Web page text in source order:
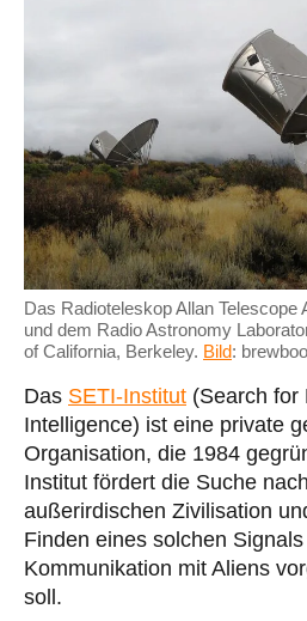
Das Radioteleskop Allan Telescope
und dem Radio Astronomy
of California, Berkeley. Bild:
Das SETI-Institut (Search for
Intelligence) ist eine private
Organisation, die 1984
Institut fördert die Suche
außerirdischen Zivilisation
Finden eines solchen
Kommunikation mit Aliens
soll.